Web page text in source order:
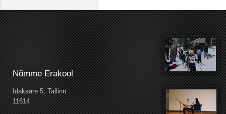
Nõmme Erakool
Idakaare 5, Tallinn
11614